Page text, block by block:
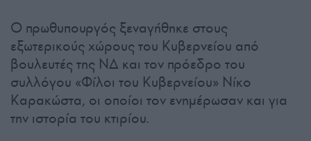
Ο πρωθυπουργός ξεναγήθηκε στους
εξωτερικούς χώρους του Κυβερνείου από
βουλευτές της ΝΔ και τον πρόεδρο του
συλλόγου «Φίλοι του Κυβερνείου» Νίκο
Καρακώστα, οι οποίοι τον ενημέρωσαν και για
την ιστορία του κτιρίου.